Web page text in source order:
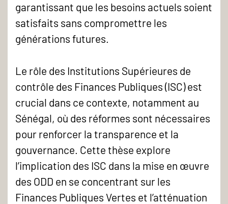
garantissant que les besoins actuels soient
satisfaits sans compromettre les
générations futures.
Le rôle des Institutions Supérieures de
contrôle des Finances Publiques (ISC) est
crucial dans ce contexte, notamment au
Sénégal, où des réformes sont nécessaires
pour renforcer la transparence et la
gouvernance. Cette thèse explore
l’implication des ISC dans la mise en œuvre
des ODD en se concentrant sur les
Finances Publiques Vertes et l’atténuation